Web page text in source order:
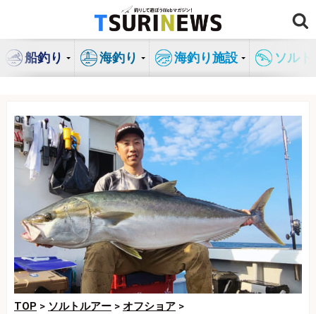
ン
船釣り 海釣り 海釣り施設 ソル
TOP > ソルトルアー > オフショア >